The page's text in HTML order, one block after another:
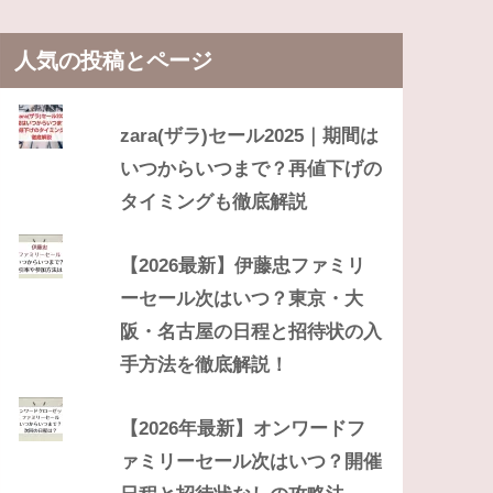
人気の投稿とページ
zara(ザラ)セール2025｜期間は
いつからいつまで？再値下げの
タイミングも徹底解説
【2026最新】伊藤忠ファミリ
ーセール次はいつ？東京・大
阪・名古屋の日程と招待状の入
手方法を徹底解説！
【2026年最新】オンワードフ
ァミリーセール次はいつ？開催